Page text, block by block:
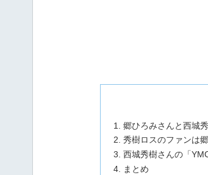
郷ひろみさんと西城
秀樹ロスのファンは
西城秀樹さんの「
まとめ